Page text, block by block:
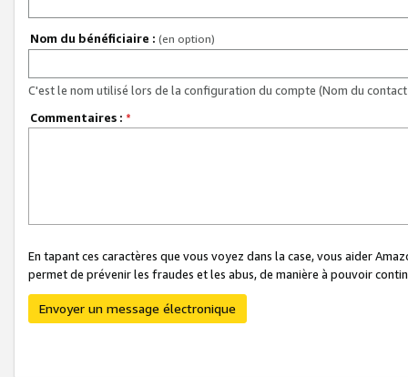
Nom du bénéficiaire : (en option)
C'est le nom utilisé lors de la configuration du compte (Nom du
Commentaires : *
En tapant ces caractères que vous voyez dans la case, vous aider
permet de prévenir les fraudes et les abus, de manière à pouvoir
Envoyer un message électronique